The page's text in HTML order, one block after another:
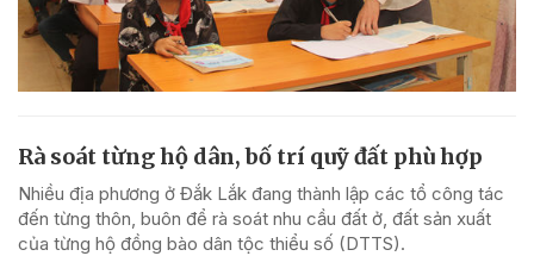
Rà soát từng hộ dân, bố trí quỹ đất phù hợp
Nhiều địa phương ở Đắk Lắk đang thành lập các tổ công tác
đến từng thôn, buôn để rà soát nhu cầu đất ở, đất sản xuất
của từng hộ đồng bào dân tộc thiểu số (DTTS).